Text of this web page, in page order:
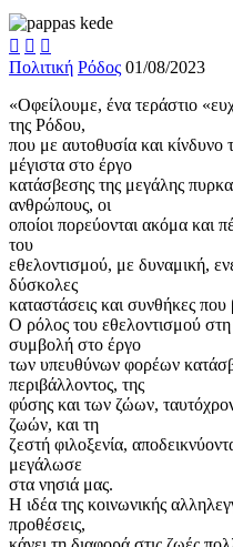
  
Πολιτική Ρόδος 01/08/2023
«Οφείλουμε, ένα τεράστιο
της Ρόδου,
που με αυτοθυσία και κίνδυνο
μέγιστα στο έργο
κατάσβεσης της μεγάλης
ανθρώπους, οι
οποίοι πορεύονται ακόμα και
του
εθελοντισμού, με δυναμική,
δύσκολες
καταστάσεις και συνθήκες
Ο ρόλος του εθελοντισμού στη
συμβολή στο έργο
των υπευθύνων φορέων
περιβάλλοντος, της
φύσης και των ζώων,
ζωών, και τη
ζεστή φιλοξενία,
μεγάλωσε
στα νησιά μας.
Η ιδέα της κοινωνικής
προθέσεις,